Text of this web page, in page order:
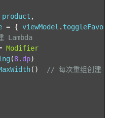
,
= { viewModel . toggleFavo
Lambda
Modifier
(8.dp)
()
// 每次重组创建